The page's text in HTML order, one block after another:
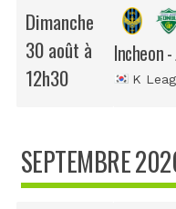
Dimanche
30 août à
12h30
Incheon
K
SEPTEMBRE